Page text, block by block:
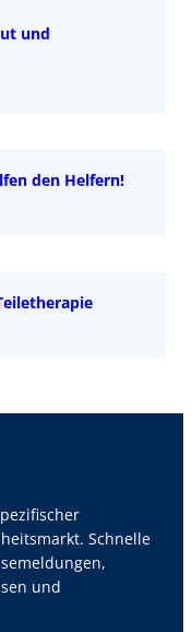
und
den Helfern!
Schnelle
und